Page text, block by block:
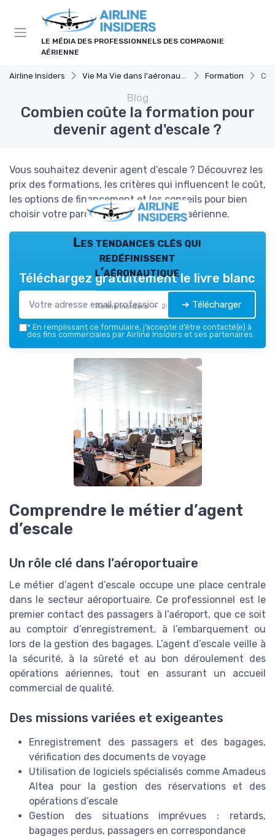
LE MÉDIA DES PROFESSIONNELS DES COMPAGNIE
AÉRIENNE
Airline Insiders Vie Ma Vie dans l'aéronautique Formation
Blog
Combien coûte la formation pour
devenir agent d'escale ?
Vous souhaitez devenir agent d’escale ? Découvrez les
prix des formations, les critères qui influencent le coût,
les options de financement et les conseils pour bien
choisir votre parcours dans l’industrie aérienne.
Les tendances clés qui
redéfinissent
l’aéronautique
Airline Insiders — 2026
Téléchargez gratuitement le livre blanc
➔ Télécharger
* En remplissant ce formulaire, j’accepte d’être contacté(e) à
des fins commerciales par Airline Insiders et ses partenaires.
Comprendre le métier d’agent
d’escale
Un rôle clé dans l’aéroportuaire
Le métier d’agent d’escale occupe une place centrale
dans le secteur aéroportuaire. Ce professionnel est le
premier contact des passagers à l’aéroport, que ce soit
au comptoir d’enregistrement, à l’embarquement ou
lors de la gestion des bagages. L’agent d’escale veille à
la sécurité, à la sûreté et au bon déroulement des
opérations aériennes, tout en assurant un accueil
commercial de qualité.
Des missions variées et exigeantes
Enregistrement des passagers et des bagages,
vérification des documents de voyage
Utilisation de logiciels spécialisés comme Amadeus
Altea pour la gestion des réservations et des
opérations d’escale
Gestion des situations imprévues : retards,
bagages perdus, passagers en correspondance
Panneau de gestion des cookies